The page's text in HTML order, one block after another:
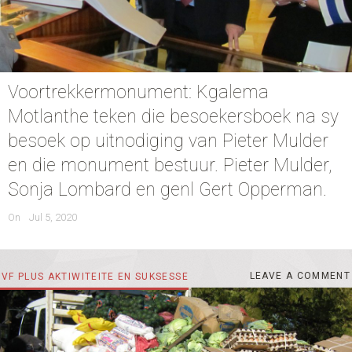
Voortrekkermonument: Kgalema
Motlanthe teken die besoekersboek na sy
besoek op uitnodiging van Pieter Mulder
en die monument bestuur. Pieter Mulder,
Sonja Lombard en genl Gert Opperman.
On
POSTED
Jul 5, 2020
CATEGORIES
VF PLUS AKTIWITEITE EN SUKSESSE LEAVE A COMMENT